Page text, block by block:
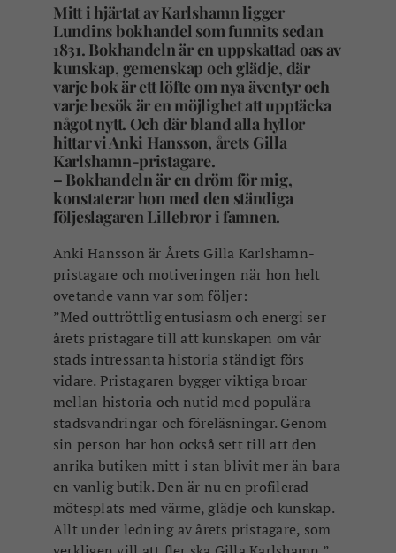
Mitt i hjärtat av Karlshamn ligger
Lundins bokhandel som funnits sedan
1831. Bokhandeln är en uppskattad oas av
kunskap, gemenskap och glädje, där
varje bok är ett löfte om nya äventyr och
varje besök är en möjlighet att upptäcka
något nytt. Och där bland alla hyllor
hittar vi Anki Hansson, årets Gilla
Karlshamn-pristagare.
– Bokhandeln är en dröm för mig,
konstaterar hon med den ständiga
följeslagaren Lillebror i famnen.
Anki Hansson är Årets Gilla Karlshamn-
pristagare och motiveringen när hon helt
ovetande vann var som följer:
”Med outtröttlig entusiasm och energi ser
årets pristagare till att kunskapen om vår
stads intressanta historia ständigt förs
vidare. Pristagaren bygger viktiga broar
mellan historia och nutid med populära
stadsvandringar och föreläsningar. Genom
sin person har hon också sett till att den
anrika butiken mitt i stan blivit mer än bara
en vanlig butik. Den är nu en profilerad
mötesplats med värme, glädje och kunskap.
Allt under ledning av årets pristagare, som